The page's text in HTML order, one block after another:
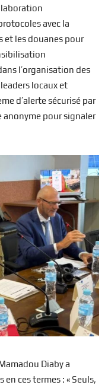
avec la
et les douanes pour
l’organisation des
locaux et
d’alerte sécurisé par
anonyme pour signaler
Diaby a
ces termes : « Seuls,